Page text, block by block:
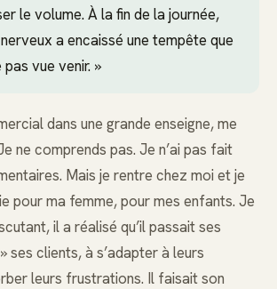
le volume. À la fin de la journée,
a encaissé une tempête que
pas vue venir. »
dans une grande enseigne, me
ne comprends pas. Je n’ai pas fait
Mais je rentre chez moi et je
pour ma femme, pour mes enfants. Je
il a réalisé qu’il passait ses
ses clients, à s’adapter à leurs
leurs frustrations. Il faisait son